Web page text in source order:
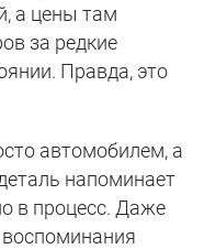
а цены там
за редкие
Правда, это
автомобилем, а
напоминает
в процесс. Даже
воспоминания